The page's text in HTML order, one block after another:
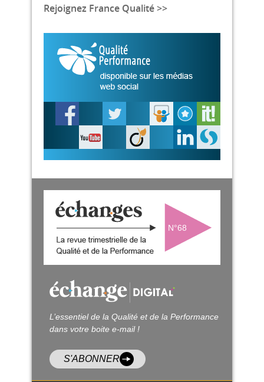
Rejoignez France Qualité >>
N°68
L’essentiel de la Qualité et de la Performance
dans votre boite e-mail !
S'ABONNER